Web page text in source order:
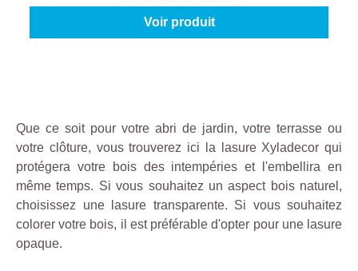
Voir produit
Que ce soit pour votre abri de jardin, votre terrasse ou
votre clôture, vous trouverez ici la lasure Xyladecor qui
protégera votre bois des intempéries et l'embellira en
même temps. Si vous souhaitez un aspect bois naturel,
choisissez une lasure transparente. Si vous souhaitez
colorer votre bois, il est préférable d'opter pour une lasure
opaque.